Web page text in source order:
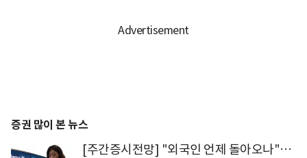
증권 많이 본 뉴스
[주간증시전망] "외국인 언제 돌아오나"…